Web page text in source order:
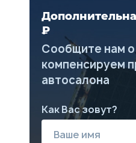
зеркал
Ручная регулировка
водительского сидения
Отделение для очков
2 динамика в задних
2 дополнительных
высокочастотных
2 динамика в передних
Кондиционер
Обогрев заднего стекла
Воздуховоды для
₽
Сообщите нам о
компенсируем
автосалона
Как Вас зовут?